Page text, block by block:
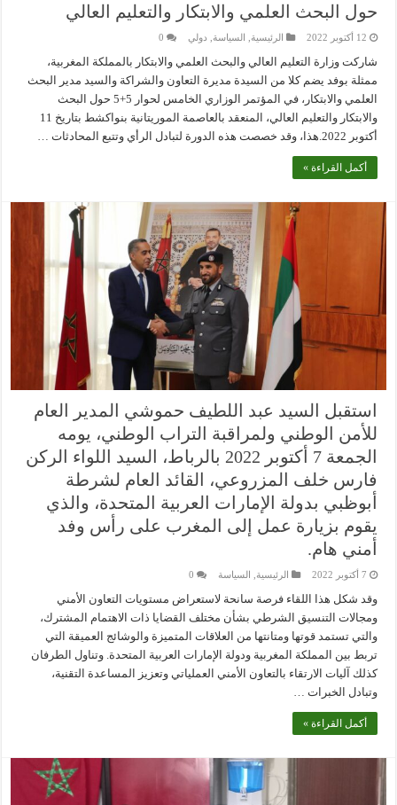
حول البحث العلمي والابتكار والتعليم العالي
12 أكتوبر 2022 الرئيسية السياسة دولي 0
شاركت وزارة التعليم العالي والبحث العلمي والابتكار بالمملكة المغربية،
ممثلة بوفد يضم كلا من السيدة مديرة التعاون والشراكة والسيد مدير البحث
العلمي والابتكار، في المؤتمر الوزاري الخامس لحوار 5+5 حول البحث
والابتكار والتعليم العالي، المنعقد بالعاصمة الموريتانية بنواكشط بتاريخ 11
أكتوبر 2022.هذا، وقد خصصت هذه الدورة لتبادل الرأي وتتبع المحادثات …
أكمل القراءة »
استقبل السيد عبد اللطيف حموشي المدير العام
للأمن الوطني ولمراقبة التراب الوطني، يومه
الجمعة 7 أكتوبر 2022 بالرباط، السيد اللواء الركن
فارس خلف المزروعي، القائد العام لشرطة
أبوظبي بدولة الإمارات العربية المتحدة، والذي
يقوم بزيارة عمل إلى المغرب على رأس وفد
أمني هام.
7 أكتوبر 2022 الرئيسية السياسة 0
وقد شكل هذا اللقاء فرصة سانحة لاستعراض مستويات التعاون الأمني
ومجالات التنسيق الشرطي بشأن مختلف القضايا ذات الاهتمام المشترك،
والتي تستمد قوتها ومتانتها من العلاقات المتميزة والوشائج العميقة التي
تربط بين المملكة المغربية ودولة الإمارات العربية المتحدة. وتناول الطرفان
كذلك آليات الارتقاء بالتعاون الأمني العملياتي وتعزيز المساعدة التقنية،
وتبادل الخبرات …
أكمل القراءة »